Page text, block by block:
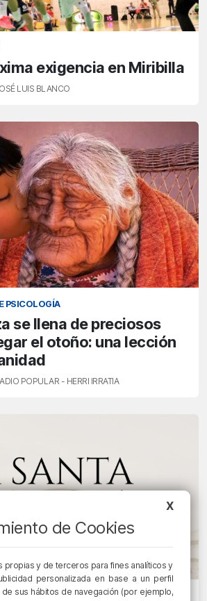
exigencia en Miribilla
LUIS BLANCO
PSICOLOGÍA
se llena de preciosos
el otoño: una lección
POPULAR - HERRI IRRATIA
X
de Cookies
propias y de terceros para fines analíticos y
personalizada en base a un perfil
sus hábitos de navegación (por ejemplo,